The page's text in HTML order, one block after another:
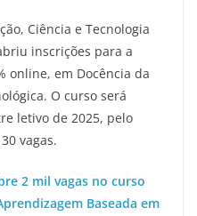
Ciência e Tecnologia
inscrições para a
online, em Docência da
O curso será
letivo de 2025, pelo
vagas.
2 mil vagas no curso
Baseada em